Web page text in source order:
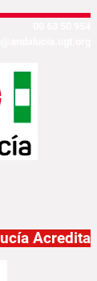
تخطي إلى
Acredita